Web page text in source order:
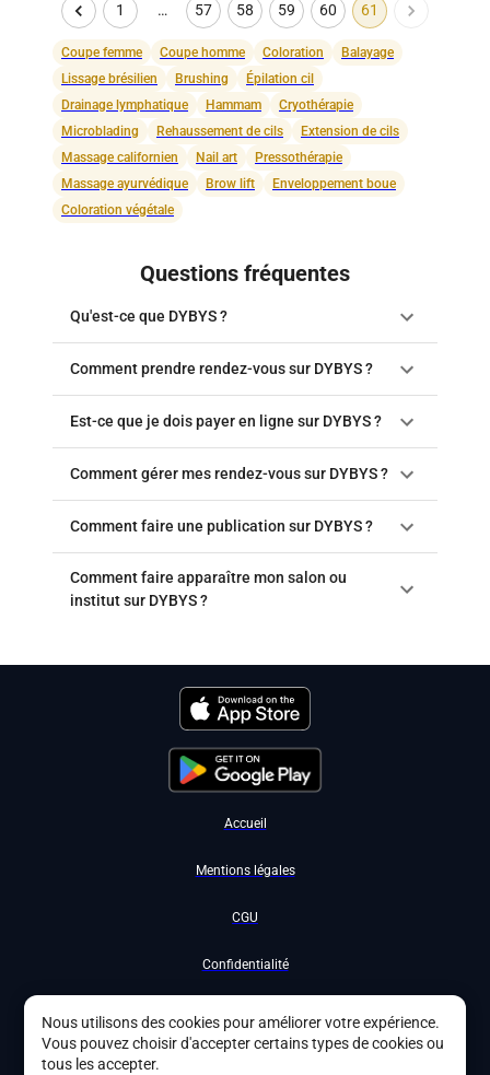
1 … 57 58 59 60 61
Coupe femme Coupe homme Coloration
Balayage
Lissage brésilien
Brushing
Épilation cil
Drainage lymphatique
Hammam
Cryothérapie
Microblading
Rehaussement de cils
Extension de cils
Massage californien
Nail art
Pressothérapie
Massage ayurvédique
Brow lift
Enveloppement boue
Coloration végétale
Questions fréquentes
Qu'est-ce que DYBYS ?
Comment prendre rendez-vous sur DYBYS ?
Est-ce que je dois payer en ligne sur DYBYS ?
Comment gérer mes rendez-vous sur DYBYS ?
Comment faire une publication sur DYBYS ?
Comment faire apparaître mon salon ou
institut sur DYBYS ?
Accueil
Mentions légales
CGU
Confidentialité
Nous utilisons des cookies pour améliorer votre expérience.
Vous pouvez choisir d'accepter certains types de cookies ou
tous les accepter.